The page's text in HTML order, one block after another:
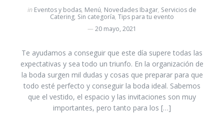
in Eventos y bodas, Menú, Novedades Ibagar, Servicios de
Catering, Sin categoría, Tips para tu evento
20 mayo, 2021
Te ayudamos a conseguir que este día supere todas las
expectativas y sea todo un triunfo. En la organización de
la boda surgen mil dudas y cosas que preparar para que
todo esté perfecto y conseguir la boda ideal. Sabemos
que el vestido, el espacio y las invitaciones son muy
importantes, pero tanto para los […]